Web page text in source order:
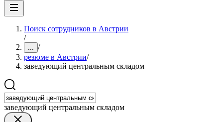
Поиск сотрудников в Австрии
/
... /
резюме в Австрии/
заведующий центральным складом
заведующий центральным складом